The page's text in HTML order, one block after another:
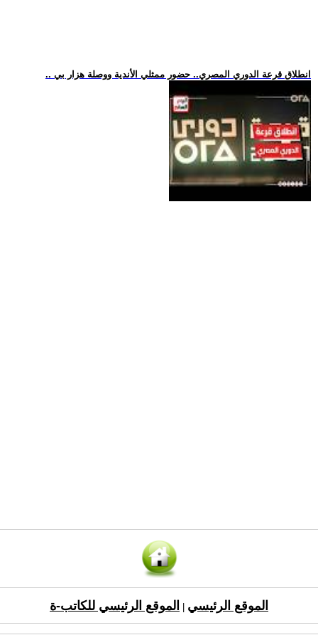
.. انطلاق قرعة الدوري المصري.. حضور ممثلي الأندية ووصلة هزار بي
الموقع الرئيسي الموقع الرئيسي للكاتب-ة